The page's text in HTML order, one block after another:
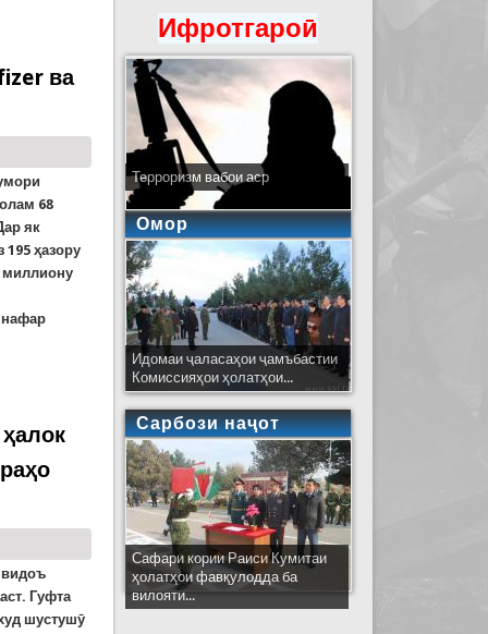
ва
68
як
ҳазору
миллиону
нафар
аз воксани амрикоиву олмонии Pfizer ва
видоъ
Гуфта
шустушӯ
Ифротгароӣ
Терроризм вабои аср
Омор
Идомаи ҷаласаҳои ҷамъбастии
Комиссияҳои ҳолатҳои...
Сарбози наҷот
Сафари кории Раиси Кумитаи
ҳолатҳои фавқулодда ба
вилояти...